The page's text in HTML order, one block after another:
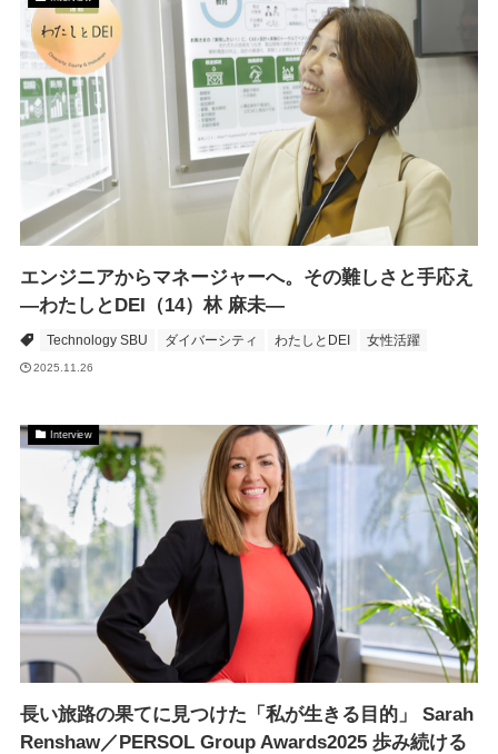
エンジニアからマネージャーへ。その難しさと手応え
―わたしとDEI（14）林 麻未―
Technology SBU ダイバーシティ わたしとDEI 女性活躍
2025.11.26
Interview
長い旅路の果てに見つけた「私が生きる目的」 Sarah
Renshaw／PERSOL Group Awards2025 歩み続ける